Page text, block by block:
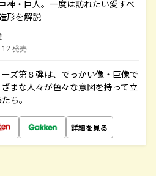
神・巨人。一度は訪れたい愛すべ
形を解説
発売
ーズ第８弾は、でっかい像・巨像で
まな人々が色々な意図を持って立
ち。
詳細を見る